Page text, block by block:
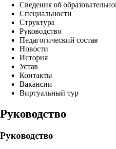
Сведения об
Специальности
Структура
Руководство
Педагогический состав
Новости
История
Устав
Контакты
Вакансии
Виртуальный тур
Руководство
Руководство